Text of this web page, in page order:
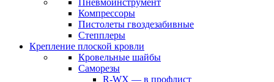
Пневмоинструмент
Компрессоры
Пистолеты гвоздезабивные
Степплеры
Крепление плоской кровли
Кровельные шайбы
Саморезы
R-WX — в профлист